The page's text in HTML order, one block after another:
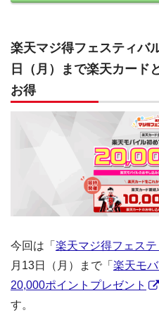
楽天マジ得フェスティバ
日（月）まで楽天カード
お得
今回は「 楽天マジ得フェス
月13日（月）まで「 楽天モ
20,000ポイントプレゼント
す。